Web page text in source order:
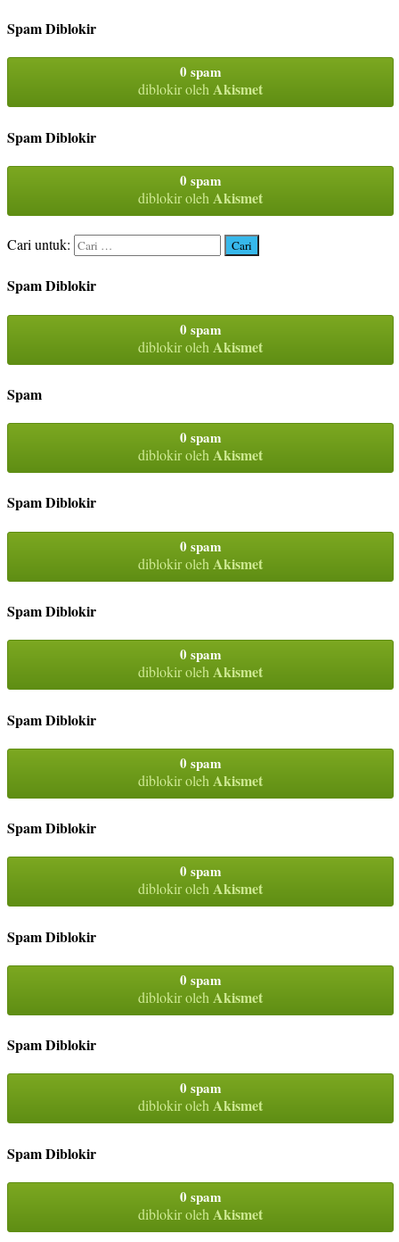
Spam Diblokir
0 spam
diblokir olehAkismet
Spam Diblokir
0 spam
diblokir oleh Akismet
Cari untuk:
Spam Diblokir
0 spam
diblokir oleh Akismet
Spam
0 spam
diblokir olehAkismet
Spam Diblokir
0 spam
diblokir oleh Akismet
Spam Diblokir
0 spam
diblokir olehAkismet
Spam Diblokir
0 spam
diblokir oleh Akismet
Spam Diblokir
0 spam
diblokir olehAkismet
Spam Diblokir
0 spam
diblokir oleh Akismet
Spam Diblokir
0 spam
diblokir olehAkismet
Spam Diblokir
0 spam
diblokir oleh Akismet